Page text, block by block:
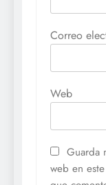
Correo
Web
Guarda
web en